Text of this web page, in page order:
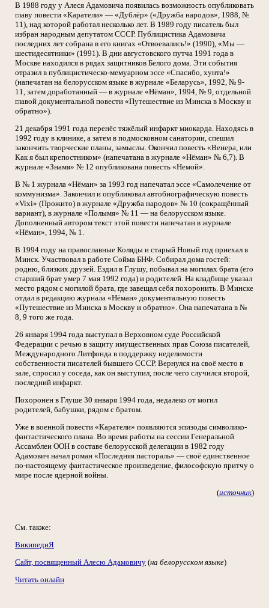
В 1988 году у Алеся Адамовича появилась возможность опубликовать
главу повести «Каратели» — «Дублёр» («Дружба народов», 1988, №
11), над которой работал несколько лет. В 1989 году писатель был
избран народным депутатом СССР. Публицистика Адамовича
последних лет собрана в его книгах «Отвоевались!» (1990), «Мы —
шестидесятники» (1991). В дни августовского путча 1991 года в
Москве находился в рядах защитников Белого дома. Эти события
отразил в публицистическо-мемуарном эссе «Спасибо, хунта!»
(напечатан на белорусском языке в журнале «Беларусь», 1992, № 9-
11, затем доработанный — в журнале «Нёман», 1994, № 9, отдельной
главой документальной повести «Путешествие из Минска в Москву и
обратно»).
21 декабря 1991 года перенёс тяжёлый инфаркт миокарда. Находясь в
1992 году в клинике, а затем в подмосковном санатории, спешил
закончить творческие планы, замыслы. Окончил повесть «Венера, или
Как я был крепостником» (напечатана в журнале «Нёман» № 6,7). В
журнале «Знамя» № 12 опубликована повесть «Немой».
В № 1 журнала «Нёман» за 1993 год напечатал эссе «Самолечение от
коммунизма». Закончил и опубликовал автобиографическую повесть
«Vixi» (Прожито) в журнале «Дружба народов» № 10 (сокращённый
вариант), в журнале «Полымя» № 11 — на белорусском языке.
Дополненный автором текст этой повести напечатан в журнале
«Нёман», 1994, № 1.
В 1994 году на православные Коляды и старый Новый год приехал в
Минск. Участвовал в работе Сойма БНФ. Собирал дома гостей:
родню, близких друзей. Ездил в Глушу, побывал на могилах брата (его
старший брат умер 7 мая 1992 года) и родителей. На кладбище указал
место рядом с могилой брата, где завещал себя похоронить. В Минске
отдал в редакцию журнала «Нёман» документальную повесть
«Путешествие из Минска в Москву и обратно». Она напечатана в №
8, 9 того же года.
26 января 1994 года выступал в Верховном суде Российской
Федерации с речью в защиту имущественных прав Союза писателей,
Международного Литфонда в поддержку неделимости
собственности писателей бывшего СССР. Вернулся на своё место в
зале, спросил у соседа, как он выступил, после чего случился второй,
последний инфаркт.
Похоронен в Глуше 30 января 1994 года, недалеко от могил
родителей, бабушки, рядом с братом.
Уже в военной повести «Каратели» появляются эпизоды символико-
фантастического плана. Во время работы на сессии Генеральной
Ассамблеи ООН в составе белорусской делегации в 1982 году
Адамович начал роман «Последняя пастораль» — своё единственное
по-настоящему фантастическое произведение, философскую притчу о
мире после ядерной войны.
(источник)
См. также:
ВикипедиЯ
Сайт, посвященный Алесю Адамовичу (на белорусском языке)
Читать онлайн